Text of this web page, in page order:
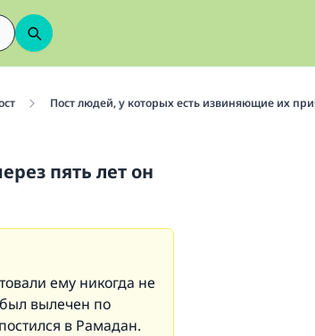
Пост людей, у которых есть извиняющие их
пять лет он
ему никогда не
был вылечен по
в Рамадан.